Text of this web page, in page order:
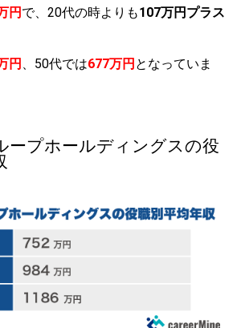
円 で、20代の時よりも107万円プラス
円 、50代では677万円 となっていま
ープホールディングスの役